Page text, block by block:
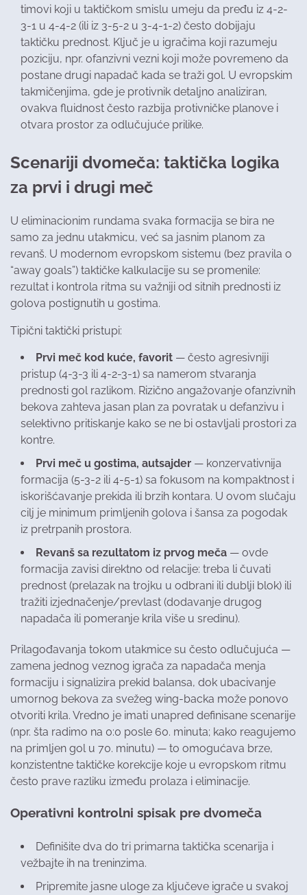
timovi koji u taktičkom smislu umeju da pređu iz 4-2-
3-1 u 4-4-2 (ili iz 3-5-2 u 3-4-1-2) često dobijaju
taktičku prednost. Ključ je u igračima koji razumeju
poziciju, npr. ofanzivni vezni koji može povremeno da
postane drugi napadač kada se traži gol. U evropskim
takmičenjima, gde je protivnik detaljno analiziran,
ovakva fluidnost često razbija protivničke planove i
otvara prostor za odlučujuće prilike.
Scenariji dvomeča: taktička logika
za prvi i drugi meč
U eliminacionim rundama svaka formacija se bira ne
samo za jednu utakmicu, već sa jasnim planom za
revanš. U modernom evropskom sistemu (bez pravila o
“away goals”) taktičke kalkulacije su se promenile:
rezultat i kontrola ritma su važniji od sitnih prednosti iz
golova postignutih u gostima.
Tipični taktički pristupi:
Prvi meč kod kuće, favorit — često agresivniji
pristup (4-3-3 ili 4-2-3-1) sa namerom stvaranja
prednosti gol razlikom. Rizično angažovanje ofanzivnih
bekova zahteva jasan plan za povratak u defanzivu i
selektivno pritiskanje kako se ne bi ostavljali prostori za
kontre.
Prvi meč u gostima, autsajder — konzervativnija
formacija (5-3-2 ili 4-5-1) sa fokusom na kompaktnost i
iskorišćavanje prekida ili brzih kontara. U ovom slučaju
cilj je minimum primljenih golova i šansa za pogodak
iz pretrpanih prostora.
Revanš sa rezultatom iz prvog meča — ovde
formacija zavisi direktno od relacije: treba li čuvati
prednost (prelazak na trojku u odbrani ili dublji blok) ili
tražiti izjednačenje/prevlast (dodavanje drugog
napadača ili pomeranje krila više u sredinu).
Prilagođavanja tokom utakmice su često odlučujuća —
zamena jednog veznog igrača za napadača menja
formaciju i signalizira prekid balansa, dok ubacivanje
umornog bekova za svežeg wing-backa može ponovo
otvoriti krila. Vredno je imati unapred definisane scenarije
(npr. šta radimo na 0:0 posle 60. minuta; kako reagujemo
na primljen gol u 70. minutu) — to omogućava brze,
konzistentne taktičke korekcije koje u evropskom ritmu
često prave razliku između prolaza i eliminacije.
Operativni kontrolni spisak pre dvomeča
Definišite dva do tri primarna taktička scenarija i
vežbajte ih na treninzima.
Pripremite jasne uloge za ključeve igrače u svakoj